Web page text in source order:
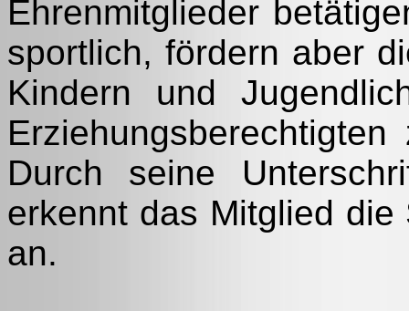
Ehrenmitglieder
sportlich, fördern aber
Kindern und
Durch seine
erkennt das Mitglied
an.